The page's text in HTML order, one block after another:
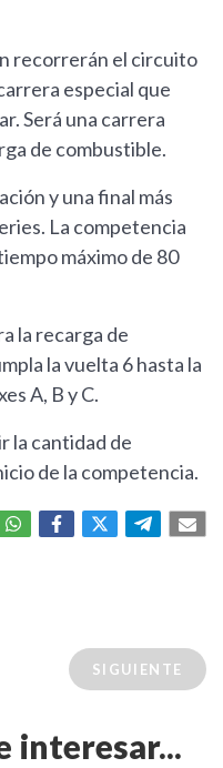
recorrerán el circuito
especial que
Será una carrera
de combustible.
y una final más
La competencia
máximo de 80
la recarga de
la vuelta 6 hasta la
A, B y C.
la cantidad de
de la competencia.
SIGUIENTE
interesar...